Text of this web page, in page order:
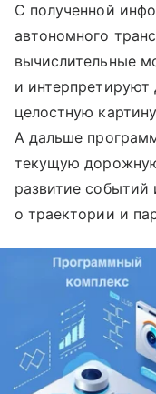
С полученной
автономного
вычислительные
и интерпретируют
целостную
А дальше
текущую
развитие
о траектории и